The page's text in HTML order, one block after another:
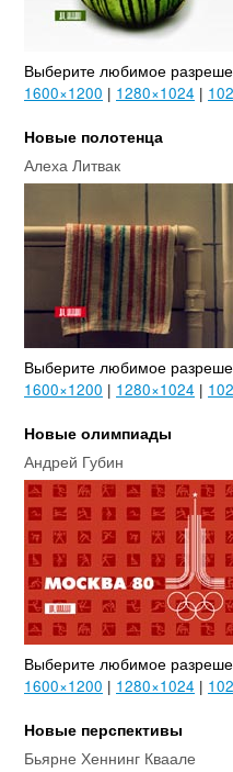
Выберите любимое
1600×1200 | 1280×1024 |
Новые полотенца
Алеха Литвак
Выберите любимое
1600×1200 | 1280×1024 |
Новые олимпиады
Андрей Губин
Выберите любимое
1600×1200 | 1280×1024 |
Новые перспективы
Бьярне Хеннинг Кваале